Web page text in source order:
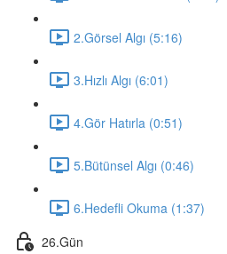
2.Görsel Algı (5:16)
3.Hızlı Algı (6:01)
4.Gör Hatırla (0:51)
5.Bütünsel Algı (0:46)
6.Hedefli Okuma (1:37)
26.Gün